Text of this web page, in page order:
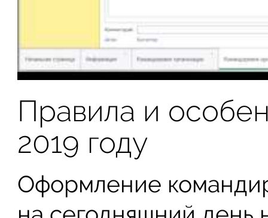
Правила и
2019 году
Оформление